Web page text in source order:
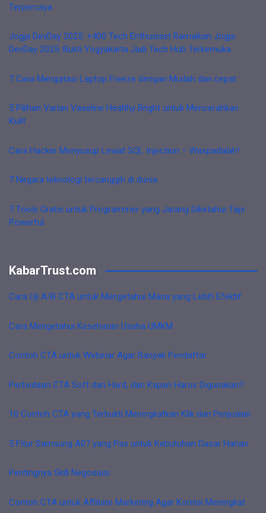
Terpercaya
Jogja DevDay 2025: +400 Tech Enthusiast Ramaikan Jogja
DevDay 2025: Bukti Yogyakarta Jadi Tech Hub Terkemuka
7 Cara Mengatasi Laptop Freeze dengan Mudah dan cepat
5 Pilihan Varian Vaseline Healthy Bright untuk Mencerahkan
Kulit
Cara Hacker Menyusup Lewat SQL Injection – Waspadalah!
7 Negara teknologi tercanggih di dunia
7 Tools Gratis untuk Programmer yang Jarang Diketahui Tapi
Powerful
KabarTrust.com
Cara Uji A/B CTA untuk Mengetahui Mana yang Lebih Efektif
Cara Mengetahui Kesehatan Usaha UMKM
Contoh CTA untuk Webinar Agar Banyak Pendaftar
Perbedaan CTA Soft dan Hard, dan Kapan Harus Digunakan?
10 Contoh CTA yang Terbukti Meningkatkan Klik dan Penjualan
5 Fitur Samsung A07 yang Pas untuk Kebutuhan Dasar Harian
Pentingnya Skill Negosiasi
Contoh CTA untuk Affiliate Marketing Agar Komisi Meningkat